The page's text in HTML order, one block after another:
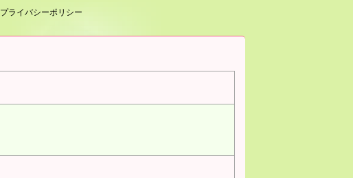
プライバシーポリシー